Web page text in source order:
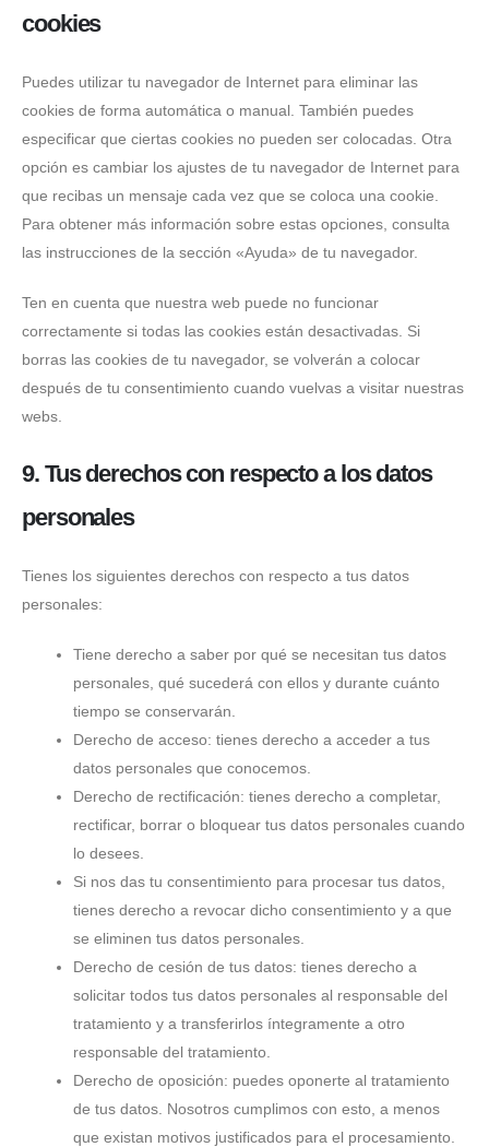
cookies
Puedes utilizar tu navegador de Internet para eliminar las
cookies de forma automática o manual. También puedes
especificar que ciertas cookies no pueden ser colocadas. Otra
opción es cambiar los ajustes de tu navegador de Internet para
que recibas un mensaje cada vez que se coloca una cookie.
Para obtener más información sobre estas opciones, consulta
las instrucciones de la sección «Ayuda» de tu navegador.
Ten en cuenta que nuestra web puede no funcionar
correctamente si todas las cookies están desactivadas. Si
borras las cookies de tu navegador, se volverán a colocar
después de tu consentimiento cuando vuelvas a visitar nuestras
webs.
9. Tus derechos con respecto a los datos
personales
Tienes los siguientes derechos con respecto a tus datos
personales:
Tiene derecho a saber por qué se necesitan tus datos
personales, qué sucederá con ellos y durante cuánto
tiempo se conservarán.
Derecho de acceso: tienes derecho a acceder a tus
datos personales que conocemos.
Derecho de rectificación: tienes derecho a completar,
rectificar, borrar o bloquear tus datos personales cuando
lo desees.
Si nos das tu consentimiento para procesar tus datos,
tienes derecho a revocar dicho consentimiento y a que
se eliminen tus datos personales.
Derecho de cesión de tus datos: tienes derecho a
solicitar todos tus datos personales al responsable del
tratamiento y a transferirlos íntegramente a otro
responsable del tratamiento.
Derecho de oposición: puedes oponerte al tratamiento
de tus datos. Nosotros cumplimos con esto, a menos
que existan motivos justificados para el procesamiento.